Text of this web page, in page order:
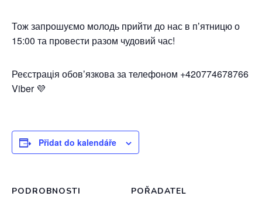
Тож запрошуємо молодь прийти до нас в пʼятницю о
15:00 та провести разом чудовий час!
Реєстрація обовʼязкова за телефоном +420774678766
Viber 💜
Přidat do kalendáře
PODROBNOSTI POŘADATEL